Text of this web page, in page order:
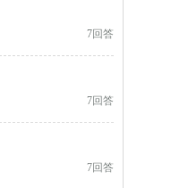
7回答
7回答
7回答